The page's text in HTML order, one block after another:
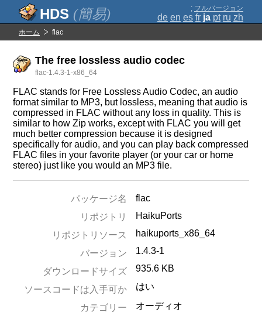
(簡易) ; フルバージョン
de en es fr ja pt ru zh
ホーム flac
The free lossless audio codec
flac-1.4.3-1-x86_64
FLAC stands for Free Lossless Audio Codec, an audio
format similar to MP3, but lossless, meaning that audio is
compressed in FLAC without any loss in quality. This is
similar to how Zip works, except with FLAC you will get
much better compression because it is designed
specifically for audio, and you can play back compressed
FLAC files in your favorite player (or your car or home
stereo) just like you would an MP3 file.
パッケージ名
flac
リポジトリ
HaikuPorts
リポジトリソース
haikuports_x86_64
バージョン
1.4.3-1
ダウンロードサイズ 935.6 KB
ソースコードは入手可か はい
カテゴリー
オーディオ